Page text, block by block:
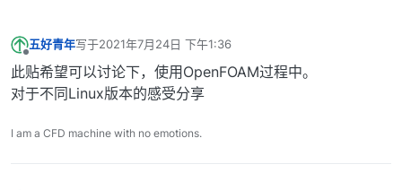
五好青年写于2021年7月24日 下午1:36
最后由 编辑
此贴希望可以讨论下，使用OpenFOAM过程中。
对于不同Linux版本的感受分享
I am a CFD machine with no emotions.